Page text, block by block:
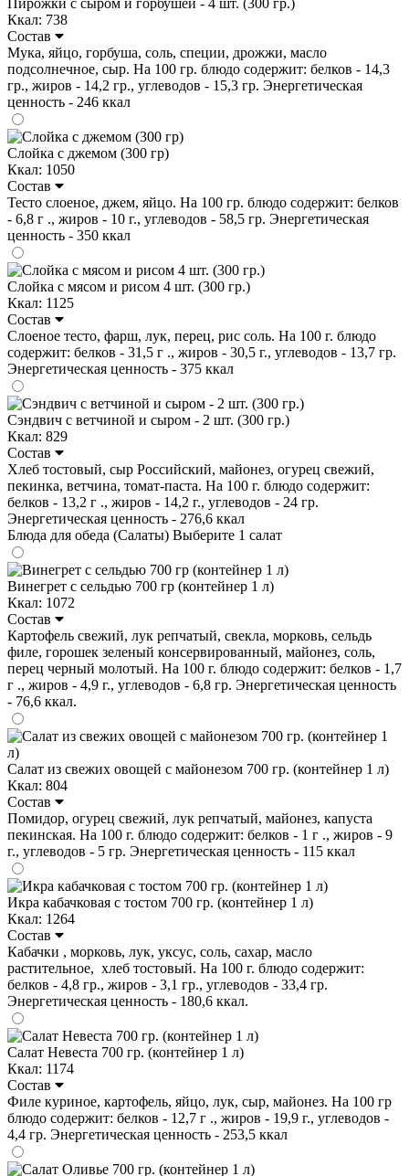
Ккал: 738
Состав
Мука, яйцо, горбуша, соль, специи, дрожжи, масло
подсолнечное, сыр. На 100 гр. блюдо содержит: белков - 14,3
гр., жиров - 14,2 гр., углеводов - 15,3 гр. Энергетическая
ценность - 246 ккал
Слойка с джемом (300 гр)
Ккал: 1050
Состав
Тесто слоеное, джем, яйцо. На 100 гр. блюдо содержит: белков
- 6,8 г ., жиров - 10 г., углеводов - 58,5 гр. Энергетическая
ценность - 350 ккал
Слойка с мясом и рисом 4 шт. (300 гр.)
Ккал: 1125
Состав
Слоеное тесто, фарш, лук, перец, рис соль. На 100 г. блюдо
содержит: белков - 31,5 г ., жиров - 30,5 г., углеводов - 13,7 гр.
Энергетическая ценность - 375 ккал
Сэндвич с ветчиной и сыром - 2 шт. (300 гр.)
Ккал: 829
Состав
Хлеб тостовый, сыр Российский, майонез, огурец свежий,
пекинка, ветчина, томат-паста. На 100 г. блюдо содержит:
белков - 13,2 г ., жиров - 14,2 г., углеводов - 24 гр.
Энергетическая ценность - 276,6 ккал
Блюда для обеда (Салаты) Выберите 1 салат
Винегрет с сельдью 700 гр (контейнер 1 л)
Ккал: 1072
Состав
Картофель свежий, лук репчатый, свекла, морковь, сельдь
филе, горошек зеленый консервированный, майонез, соль,
перец черный молотый. На 100 г. блюдо содержит: белков - 1,7
г ., жиров - 4,9 г., углеводов - 6,8 гр. Энергетическая ценность
- 76,6 ккал.
Салат из свежих овощей с майонезом 700 гр. (контейнер 1 л)
Ккал: 804
Состав
Помидор, огурец свежий, лук репчатый, майонез, капуста
пекинская. На 100 г. блюдо содержит: белков - 1 г ., жиров - 9
г., углеводов - 5 гр. Энергетическая ценность - 115 ккал
Икра кабачковая с тостом 700 гр. (контейнер 1 л)
Ккал: 1264
Состав
Кабачки , морковь, лук, уксус, соль, сахар, масло
растительное, хлеб тостовый. На 100 г. блюдо содержит:
белков - 4,8 гр., жиров - 3,1 гр., углеводов - 33,4 гр.
Энергетическая ценность - 180,6 ккал.
Салат Невеста 700 гр. (контейнер 1 л)
Ккал: 1174
Состав
Филе куриное, картофель, яйцо, лук, сыр, майонез. На 100 гр
блюдо содержит: белков - 12,7 г ., жиров - 19,9 г., углеводов -
4,4 гр. Энергетическая ценность - 253,5 ккал